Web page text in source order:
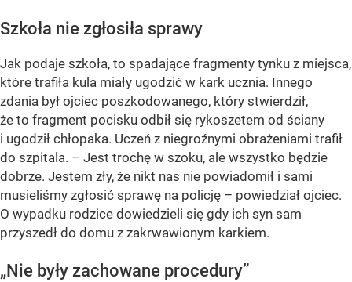
Szkoła nie zgłosiła sprawy
Jak podaje szkoła, to spadające fragmenty tynku z miejsca,
które trafiła kula miały ugodzić w kark ucznia. Innego
zdania był ojciec poszkodowanego, który stwierdził,
że to fragment pocisku odbił się rykoszetem od ściany
i ugodził chłopaka. Uczeń z niegroźnymi obrażeniami trafił
do szpitala. – Jest trochę w szoku, ale wszystko będzie
dobrze. Jestem zły, że nikt nas nie powiadomił i sami
musieliśmy zgłosić sprawę na policję – powiedział ojciec.
O wypadku rodzice dowiedzieli się gdy ich syn sam
przyszedł do domu z zakrwawionym karkiem.
„Nie były zachowane procedury”